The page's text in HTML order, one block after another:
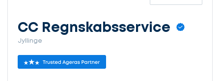
CC Regnskabsservice
Jyllinge